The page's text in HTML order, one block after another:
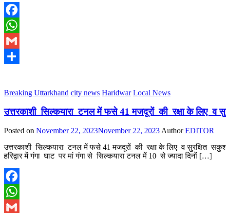
Facebook
WhatsApp
Gmail
Breaking Uttarkhand city news Haridwar Local News
उत्तरकाशी सिल्कयारा टनल में फसे 41 मजदूरों की रक्षा के लिए व
Posted on November 22, 2023November 22, 2023 Author EDITOR
उत्तरकाशी सिल्कयारा टनल में फसे 41 मजदूरों की रक्षा के लिए व सुरक्षित
हरिद्वार में गंगा घाट पर मां गंगा से सिल्कयारा टनल में 10 से ज्यादा दिनों […]
Facebook
WhatsApp